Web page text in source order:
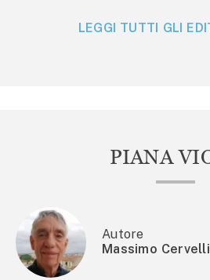
LEGGI TUTTI GLI
PIANA
Autore
Massimo Cervelli